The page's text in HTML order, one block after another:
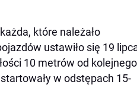
które należało
ustawiło się 19
10 metrów od
w odstępach 15-